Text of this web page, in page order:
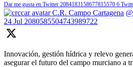
Dar me gusta en Twitter 2084183158677815570 6
C.R. Campo Cartagena
24 Jul 2080585504743989722
Innovación, gestión hídrica y relevo
asegurar el futuro del campo murciano a